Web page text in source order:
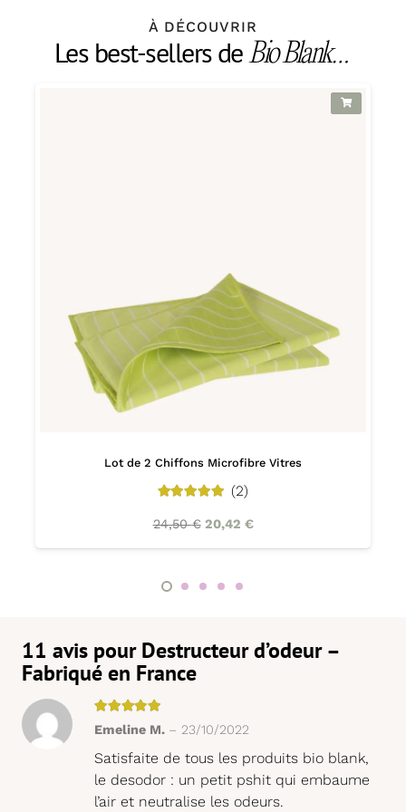
À DÉCOUVRIR
Les best-sellers deBio Blank…
Lot de 2 Chiffons Microfibre Vitres
(2)
24,50€ 20,42 €
11 avis pourDestructeur d’odeur –
Fabriqué en France
Emeline M. – 23/10/2022
Satisfaite de tous les produits bio blank,
le desodor : un petit pshit qui embaume
l’air et neutralise les odeurs.